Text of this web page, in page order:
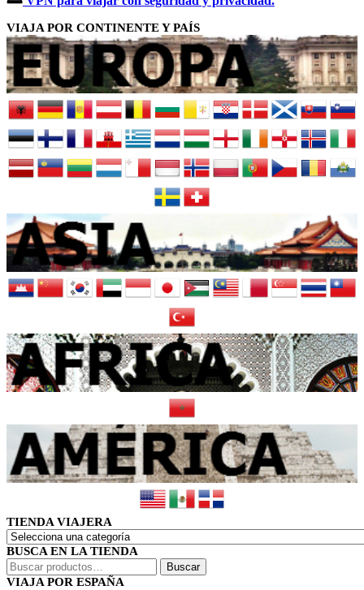
VIAJA POR CONTINENTE Y PAÍS
TIENDA VIAJERA
BUSCA EN LA TIENDA
Buscar
por:
Buscar
VIAJA POR ESPAÑA